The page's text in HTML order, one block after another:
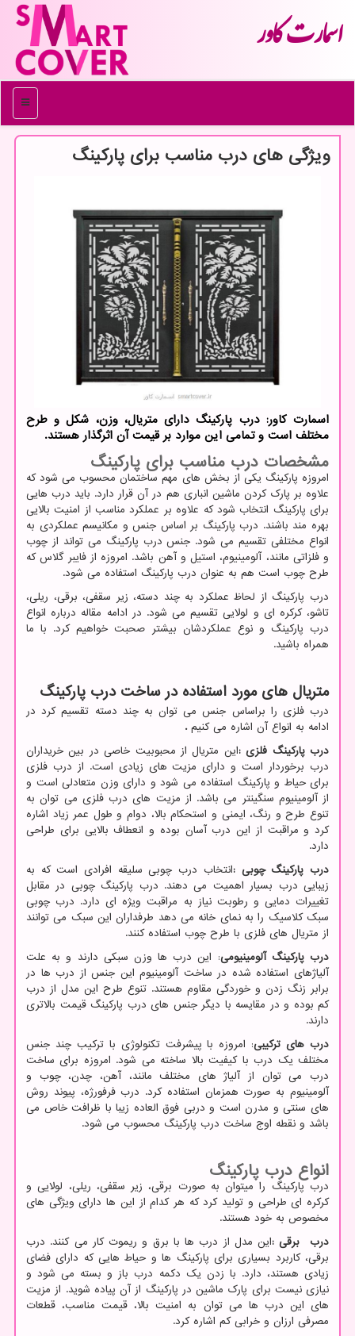
اسمارت كاور
منو
ویژگی های درب مناسب برای پارکینگ
اسمارت کاور: درب پارکینگ دارای متریال، وزن، شکل و طرح
مختلف است و تمامی این موارد بر قیمت آن اثرگذار هستند.
مشخصات درب مناسب برای پارکینگ
امروزه پارکینگ یکی از بخش های مهم ساختمان محسوب می شود که
علاوه بر پارک کردن ماشین انباری هم در آن قرار دارد. باید درب هایی
برای پارکینگ انتخاب شود که علاوه بر عملکرد مناسب از امنیت بالایی
بهره مند باشند. درب پارکینگ بر اساس جنس و مکانیسم عملکردی به
انواع مختلفی تقسیم می شود. جنس درب پارکینگ می تواند از چوب
و فلزاتی مانند، آلومینیوم، استیل و آهن باشد. امروزه از فایبر گلاس که
طرح چوب است هم به عنوان درب پارکینگ استفاده می شود.
درب پارکینگ از لحاظ عملکرد به چند دسته، زیر سقفی، برقی، ریلی،
تاشو، کرکره ای و لولایی تقسیم می شود. در ادامه مقاله درباره انواع
درب پارکینگ و نوع عملکردشان بیشتر صحبت خواهیم کرد. با ما
همراه باشید.
متریال های مورد استفاده در ساخت درب پارکینگ
درب فلزی را براساس جنس می توان به چند دسته تقسیم کرد در
ادامه به انواع آن اشاره می کنیم .
درب پارکینگ فلزی:این متریال از محبوبیت خاصی در بین خریداران
درب برخوردار است و دارای مزیت های زیادی است. از درب فلزی
برای حیاط و پارکینگ استفاده می شود و دارای وزن متعادلی است و
از آلومینیوم سنگینتر می باشد. از مزیت های درب فلزی می توان به
تنوع طرح و رنگ، ایمنی و استحکام بالا، دوام و طول عمر زیاد اشاره
کرد و مراقبت از این درب آسان بوده و انعطاف بالایی برای طراحی
دارد.
درب پارکینگ چوبی :انتخاب درب چوبی سلیقه افرادی است که به
زیبایی درب بسیار اهمیت می دهند. درب پارکینگ چوبی در مقابل
تغییرات دمایی و رطوبت نیاز به مراقبت ویژه ای دارد. درب چوبی
سبک کلاسیک را به نمای خانه می دهد طرفداران این سبک می توانند
از متریال های فلزی با طرح چوب استفاده کنند.
درب پارکینگ آلومینیومی: این درب ها وزن سبکی دارند و به علت
آلیاژهای استفاده شده در ساخت آلومینیوم این جنس از درب ها در
برابر زنگ زدن و خوردگی مقاوم هستند. تنوع طرح این مدل از درب
کم بوده و در مقایسه با دیگر جنس های درب پارکینگ قیمت بالاتری
دارند.
درب های ترکیبی: امروزه با پیشرفت تکنولوژی با ترکیب چند جنس
مختلف یک درب با کیفیت بالا ساخته می شود. امروزه برای ساخت
درب می توان از آلیاژ های مختلف مانند، آهن، چدن، چوب و
آلومینیوم به صورت همزمان استفاده کرد. درب فرفورژه، پیوند روش
های سنتی و مدرن است و دربی فوق العاده زیبا با ظرافت خاص می
باشد و نقطه اوج ساخت درب پارکینگ محسوب می شود.
انواع درب پارکینگ
درب پارکینگ را میتوان به صورت برقی، زیر سقفی، ریلی، لولایی و
کرکره ای طراحی و تولید کرد که هر کدام از این ها دارای ویژگی های
مخصوص به خود هستند.
درب برقی:این مدل از درب ها با برق و ریموت کار می کنند. درب
برقی، کاربرد بسیاری برای پارکینگ ها و حیاط هایی که دارای فضای
زیادی هستند، دارد. با زدن یک دکمه درب باز و بسته می شود و
نیازی نیست برای پارک ماشین در پارکینگ از آن پیاده شوید. از مزیت
های این درب ها می توان به امنیت بالا، قیمت مناسب، قطعات
مصرفی ارزان و خرابی کم اشاره کرد.